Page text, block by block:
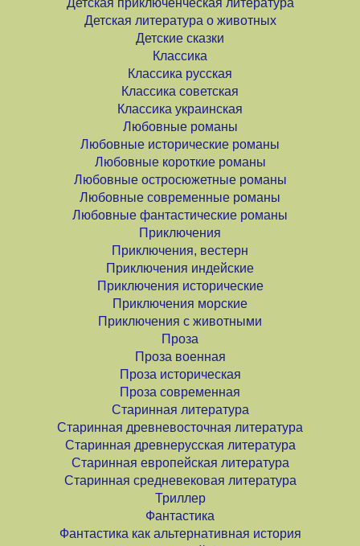
Детская приключенческая литература
Детская литература о животных
Детские сказки
Классика
Классика русская
Классика советская
Классика украинская
Любовные романы
Любовные исторические романы
Любовные короткие романы
Любовные остросюжетные романы
Любовные современные романы
Любовные фантастические романы
Приключения
Приключения, вестерн
Приключения индейские
Приключения исторические
Приключения морские
Приключения с животными
Проза
Проза военная
Проза историческая
Проза современная
Старинная литература
Старинная древневосточная литература
Старинная древнерусская литература
Старинная европейская литература
Старинная средневековая литература
Триллер
Фантастика
Фантастика как альтернативная история